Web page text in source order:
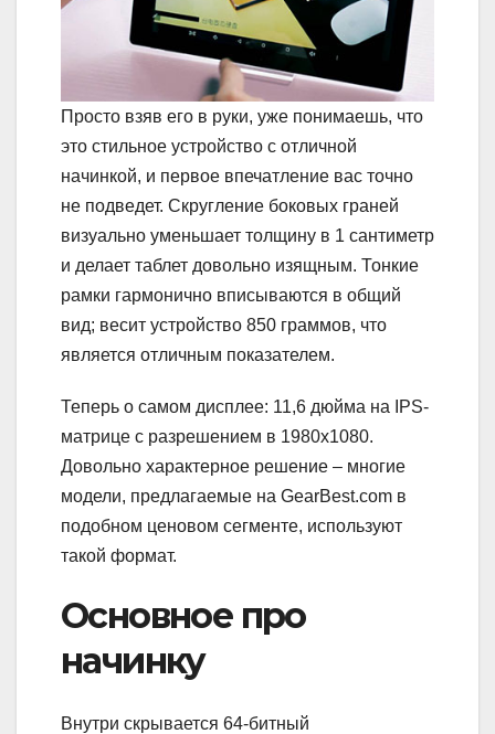
Просто взяв его в руки, уже понимаешь, что
это стильное устройство с отличной
начинкой, и первое впечатление вас точно
не подведет. Скругление боковых граней
визуально уменьшает толщину в 1 сантиметр
и делает таблет довольно изящным. Тонкие
рамки гармонично вписываются в общий
вид; весит устройство 850 граммов, что
является отличным показателем.
Теперь о самом дисплее: 11,6 дюйма на IPS-
матрице с разрешением в 1980х1080.
Довольно характерное решение – многие
модели, предлагаемые на GearBest.com в
подобном ценовом сегменте, используют
такой формат.
Основное про
начинку
Внутри скрывается 64-битный